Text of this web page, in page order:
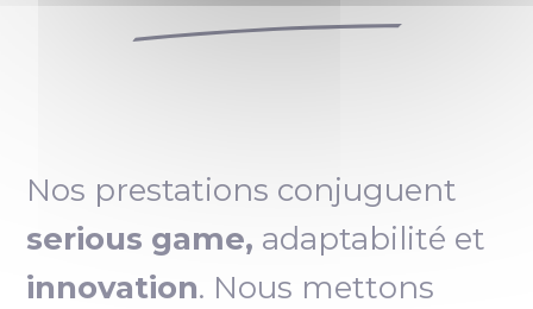
Nos prestations conjuguent
serious game, adaptabilité et
innovation. Nous mettons